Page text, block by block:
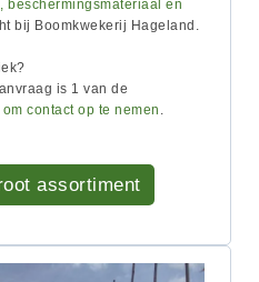
beschermingsmateriaal en
bij Boomkwekerij Hageland.
is 1 van de
om contact op te nemen .
assortiment